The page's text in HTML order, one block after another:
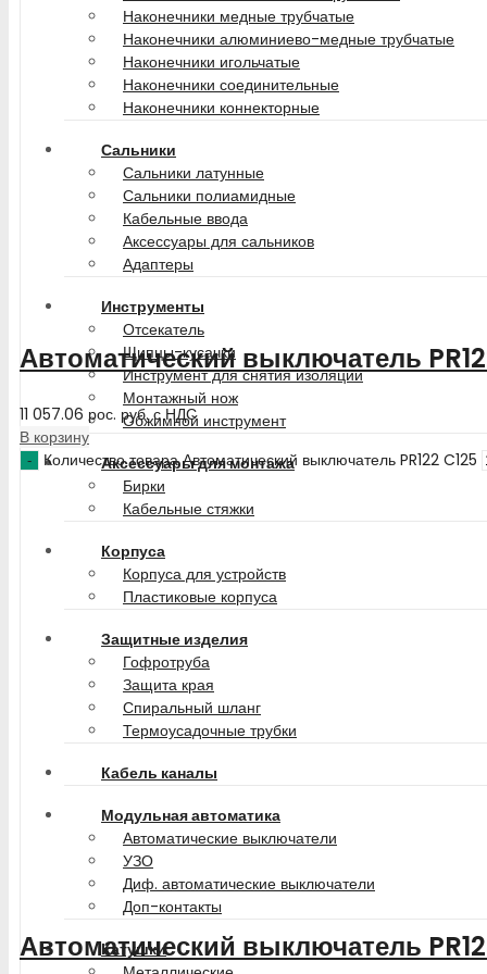
Наконечники медные трубчатые
Наконечники алюминиево-медные трубчатые
Наконечники игольчатые
Наконечники соединительные
Наконечники коннекторные
Сальники
Сальники латунные
Сальники полиамидные
Кабельные ввода
Аксессуары для сальников
Адаптеры
Инструменты
Отсекатель
Щипцы-кусачки
Инструмент для снятия изоляции
Монтажный нож
Обжимной инструмент
Аксессуары для монтажа
Бирки
Кабельные стяжки
Корпуса
Корпуса для устройств
Пластиковые корпуса
Защитные изделия
Гофротруба
Защита края
Спиральный шланг
Термоусадочные трубки
Кабель каналы
Модульная автоматика
Автоматические выключатели
УЗО
Диф. автоматические выключатели
Доп-контакты
Катушки
Автоматический выключатель
11 057.06 рос. руб.с НДС
В корзину
Количество товара Автоматический выключатель PR122 C125
Автоматический выключатель